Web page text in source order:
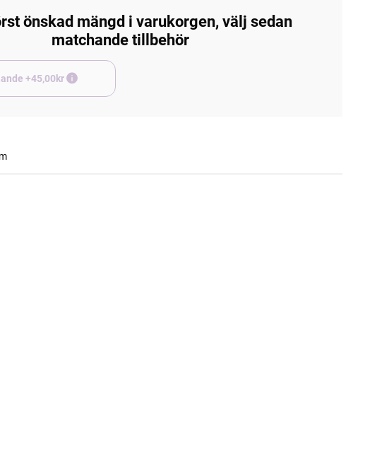
önskad mängd i varukorgen, välj sedan
matchande tillbehör
Tråd matchande +45,00kr